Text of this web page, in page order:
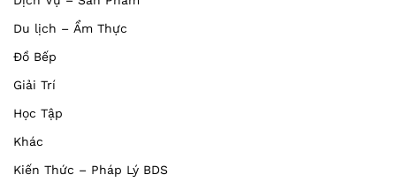
Du lịch – Ẩm Thực
Đồ Bếp
Giải Trí
Học Tập
Khác
Kiến Thức – Pháp Lý BDS